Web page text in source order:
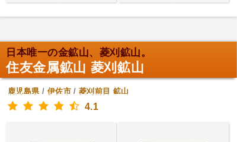
日本唯一の金鉱山、菱刈鉱山。
住友金属鉱山 菱刈鉱山
鹿児島県/ 伊佐市/菱刈前目 鉱山
4.1